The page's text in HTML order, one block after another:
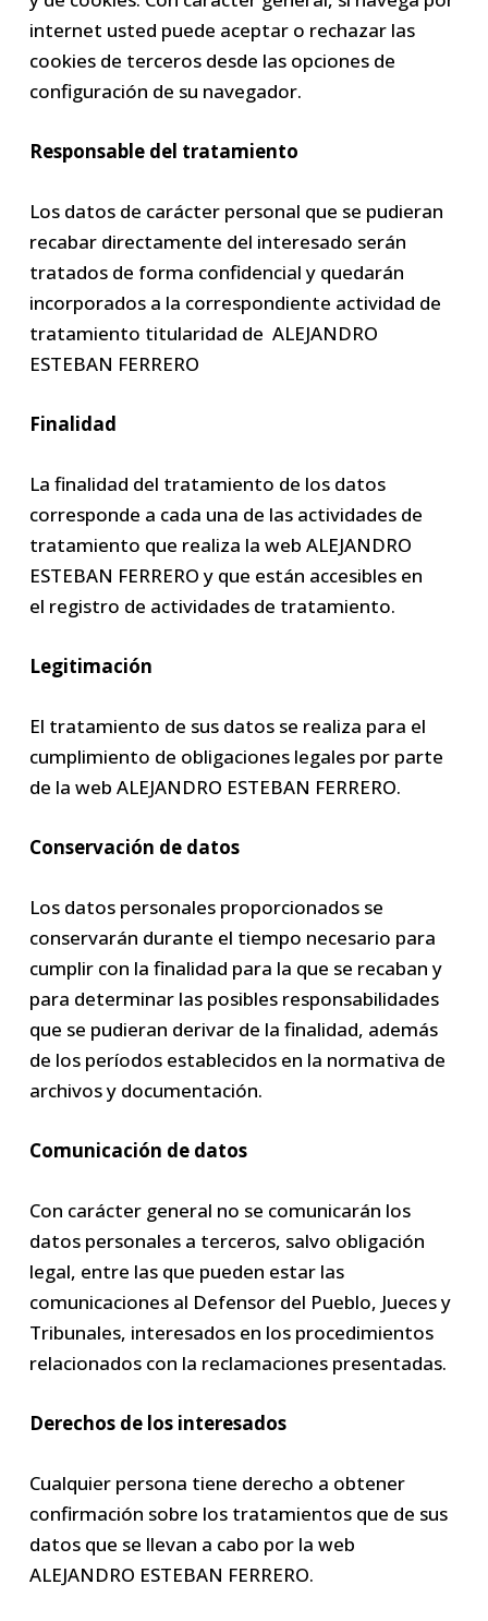
internet usted puede aceptar o rechazar las
cookies de terceros desde las opciones de
configuración de su navegador.
Responsable del tratamiento
Los datos de carácter personal que se pudieran
recabar directamente del interesado serán
tratados de forma confidencial y quedarán
incorporados a la correspondiente actividad de
tratamiento titularidad de ALEJANDRO
ESTEBAN FERRERO
Finalidad
La finalidad del tratamiento de los datos
corresponde a cada una de las actividades de
tratamiento que realiza la web ALEJANDRO
ESTEBAN FERRERO y que están accesibles en
el registro de actividades de tratamiento.
Legitimación
El tratamiento de sus datos se realiza para el
cumplimiento de obligaciones legales por parte
de la web ALEJANDRO ESTEBAN FERRERO.
Conservación de datos
Los datos personales proporcionados se
conservarán durante el tiempo necesario para
cumplir con la finalidad para la que se recaban y
para determinar las posibles responsabilidades
que se pudieran derivar de la finalidad, además
de los períodos establecidos en la normativa de
archivos y documentación.
Comunicación de datos
Con carácter general no se comunicarán los
datos personales a terceros, salvo obligación
legal, entre las que pueden estar las
comunicaciones al Defensor del Pueblo, Jueces y
Tribunales, interesados en los procedimientos
relacionados con la reclamaciones presentadas.
Derechos de los interesados
Cualquier persona tiene derecho a obtener
confirmación sobre los tratamientos que de sus
datos que se llevan a cabo por la web
ALEJANDRO ESTEBAN FERRERO.